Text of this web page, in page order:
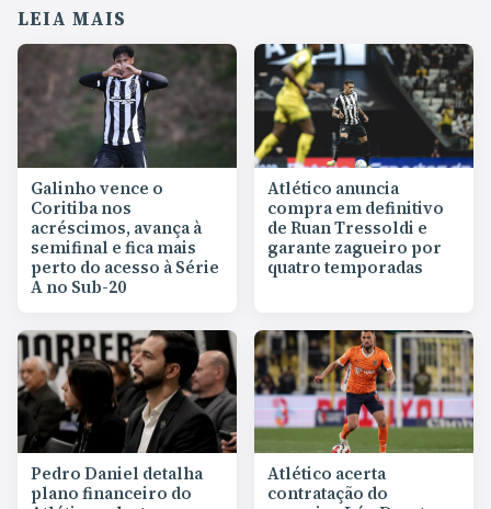
LEIA MAIS
Galinho vence o
Coritiba nos
acréscimos, avança à
semifinal e fica mais
perto do acesso à Série
A no Sub-20
Atlético anuncia
compra em definitivo
de Ruan Tressoldi e
garante zagueiro por
quatro temporadas
Pedro Daniel detalha
plano financeiro do
Atlético acerta
contratação do